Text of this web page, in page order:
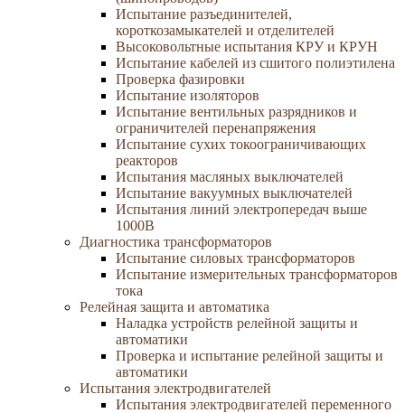
Испытание разъединителей,
короткозамыкателей и отделителей
Высоковольтные испытания КРУ и КРУН
Испытание кабелей из сшитого полиэтилена
Проверка фазировки
Испытание изоляторов
Испытание вентильных разрядников и
ограничителей перенапряжения
Испытание сухих токоограничивающих
реакторов
Испытания масляных выключателей
Испытание вакуумных выключателей
Испытания линий электропередач выше
1000В
Диагностика трансформаторов
Испытание силовых трансформаторов
Испытание измерительных трансформаторов
тока
Релейная защита и автоматика
Наладка устройств релейной защиты и
автоматики
Проверка и испытание релейной защиты и
автоматики
Испытания электродвигателей
Испытания электродвигателей переменного